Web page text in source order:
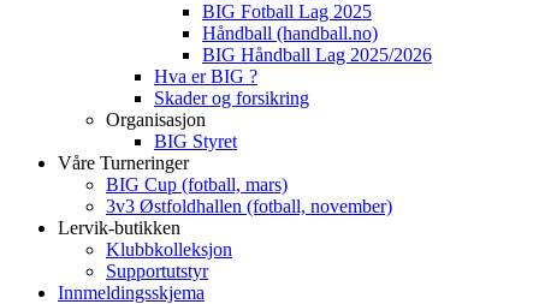
BIG Fotball Lag 2025
Håndball (handball.no)
BIG Håndball Lag 2025/2026
Hva er BIG ?
Skader og forsikring
Organisasjon
BIG Styret
Våre Turneringer
BIG Cup (fotball, mars)
3v3 Østfoldhallen (fotball, november)
Lervik-butikken
Klubbkolleksjon
Supportutstyr
Innmeldingsskjema